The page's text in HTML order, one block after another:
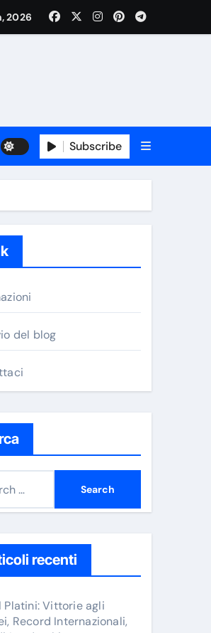
2026
Subscribe
del blog
recenti
Platini: Vittorie agli
Record Internazionali,